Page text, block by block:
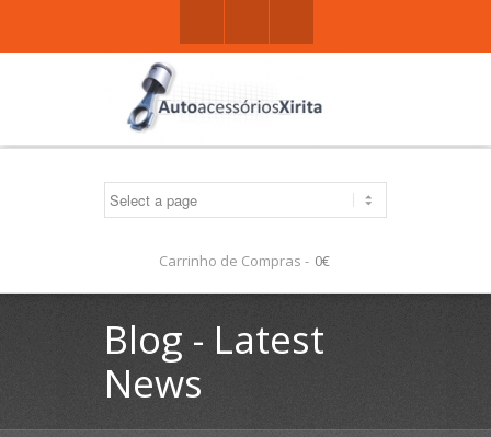
Carrinho de Compras - 0€
Blog - Latest
News